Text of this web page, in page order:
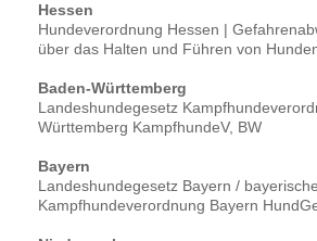
Hessen
Hundeverordnung Hessen |
über das Halten und Führen von
Baden-Württemberg
Landeshundegesetz
Württemberg KampfhundeV, BW
Bayern
Landeshundegesetz Bayern / bayerische
Kampfhundeverordnung Bayern